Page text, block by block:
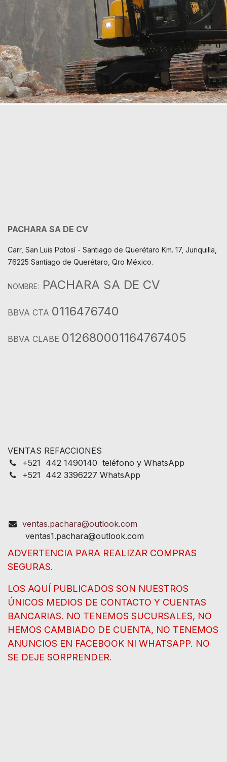
PACHARA SA DE CV
Carr, San Luis Potosí - Santiago de Querétaro Km. 17, Juriquilla,
76225 Santiago de Querétaro, Qro México.
NOMBRE: PACHARA SA DE CV
BBVA CTA 0116476740
BBVA CLABE 012680001164767405
VENTAS REFACCIONES
+521 442 1490140 teléfono y WhatsApp
+521 442 3396227 WhatsApp
ventas.pachara@outlook.com
ventas1.pachara@outlook.com
ADVERTENCIA PARA REALIZAR COMPRAS
SEGURAS.
LOS AQUÍ PUBLICADOS SON NUESTROS
ÚNICOS MEDIOS DE CONTACTO Y CUENTAS
BANCARIAS. NO TENEMOS SUCURSALES, NO
HEMOS CAMBIADO DE CUENTA, NO TENEMOS
ANUNCIOS EN FACEBOOK NI WHATSAPP. NO
SE DEJE SORPRENDER.